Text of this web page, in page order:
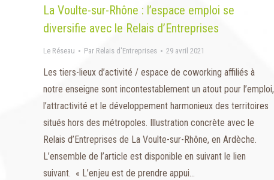
La Voulte-sur-Rhône : l’espace emploi se
diversifie avec le Relais d’Entreprises
Le Réseau Par Relais d'Entreprises 29 avril 2021
Les tiers-lieux d’activité / espace de coworking affiliés à
notre enseigne sont incontestablement un atout pour l’emploi,
l’attractivité et le développement harmonieux des territoires
situés hors des métropoles. Illustration concrète avec le
Relais d’Entreprises de La Voulte-sur-Rhône, en Ardèche.
L’ensemble de l’article est disponible en suivant le lien
suivant. « L’enjeu est de prendre appui…